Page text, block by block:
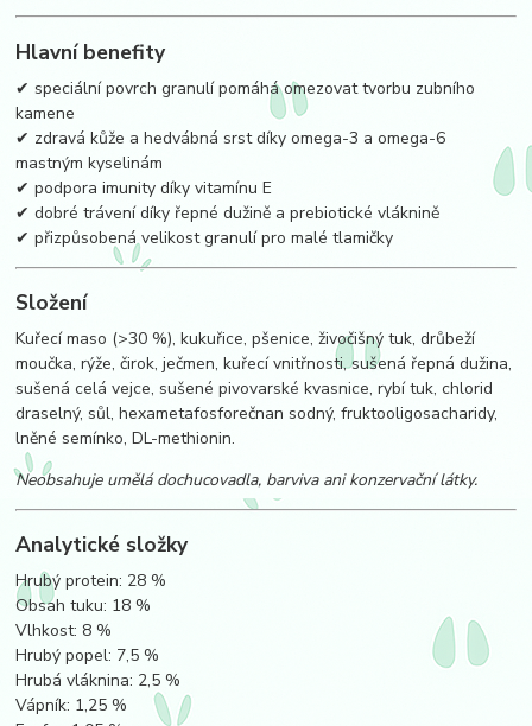
Hlavní benefity
✔ speciální povrch granulí pomáhá omezovat tvorbu zubního
kamene
✔ zdravá kůže a hedvábná srst díky omega-3 a omega-6
mastným kyselinám
✔ podpora imunity díky vitamínu E
✔ dobré trávení díky řepné dužině a prebiotické vláknině
✔ přizpůsobená velikost granulí pro malé tlamičky
Složení
Kuřecí maso (>30 %), kukuřice, pšenice, živočišný tuk, drůbeží
moučka, rýže, čirok, ječmen, kuřecí vnitřnosti, sušená řepná dužina,
sušená celá vejce, sušené pivovarské kvasnice, rybí tuk, chlorid
draselný, sůl, hexametafosforečnan sodný, fruktooligosacharidy,
lněné semínko, DL-methionin.
Neobsahuje umělá dochucovadla, barviva ani konzervační látky.
Analytické složky
Hrubý protein: 28 %
Obsah tuku: 18 %
Vlhkost: 8 %
Hrubý popel: 7,5 %
Hrubá vláknina: 2,5 %
Vápník: 1,25 %